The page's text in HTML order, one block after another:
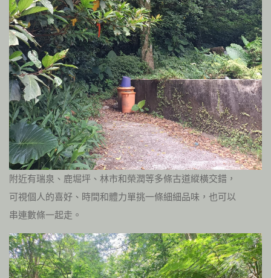
附近有瑞泉、鹿堀坪、林市和榮潤等多條古道縱橫交錯，
可視個人的喜好、時間和體力單挑一條細細品味，也可以
串連數條一起走。